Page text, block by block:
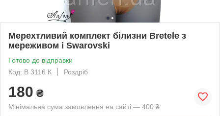
Мерехтливий комплект білизни Bretele з
мереживом і Swarovski
Готово до відправки
Код: B 3116 К
Роздріб
180 ₴
Мінімальна сума замовлення на сайті — 400 ₴